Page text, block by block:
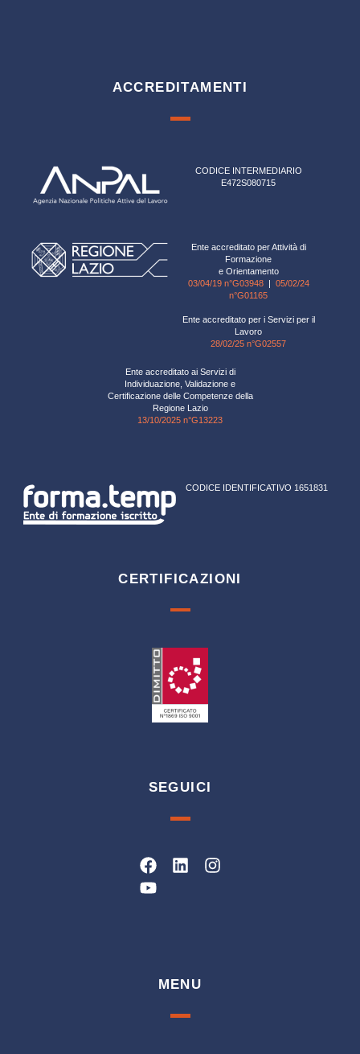
ACCREDITAMENTI
CODICE INTERMEDIARIO
E472S080715
Ente accreditato per Attività di
Formazione
e Orientamento
03/04/19 n°G03948| 05/02/24
n°G01165
Ente accreditato per i Servizi per il
Lavoro
28/02/25 n°G02557
Ente accreditato ai Servizi di
Individuazione, Validazione e
Certificazione delle Competenze della
Regione Lazio
13/10/2025 n°G13223
CODICE IDENTIFICATIVO 1651831
CERTIFICAZIONI
SEGUICI
Facebook
LinkedinInstagram
Youtube
MENU